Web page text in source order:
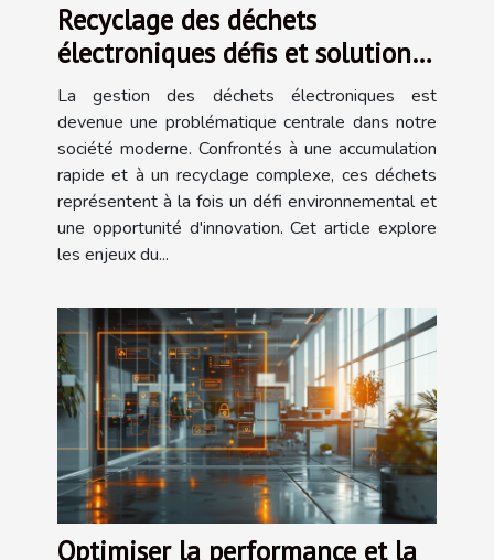
Recyclage des déchets
électroniques défis et solutions
innovantes
La gestion des déchets électroniques est
devenue une problématique centrale dans notre
société moderne. Confrontés à une accumulation
rapide et à un recyclage complexe, ces déchets
représentent à la fois un défi environnemental et
une opportunité d'innovation. Cet article explore
les enjeux du...
Optimiser la performance et la